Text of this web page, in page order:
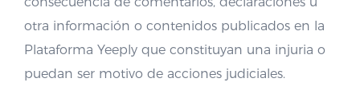
otra información o contenidos publicados en la
Plataforma Yeeply que constituyan una injuria o
puedan ser motivo de acciones judiciales.